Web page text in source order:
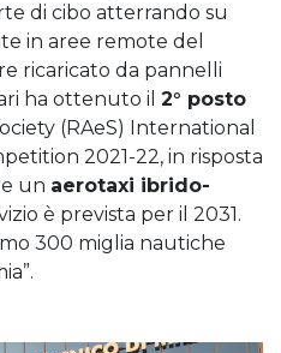
di cibo atterrando su
in aree remote del
ricaricato da pannelli
ha ottenuto il 2° posto
(RAeS) International
2021-22, in risposta
un aerotaxi ibrido-
è prevista per il 2031.
300 miglia nautiche